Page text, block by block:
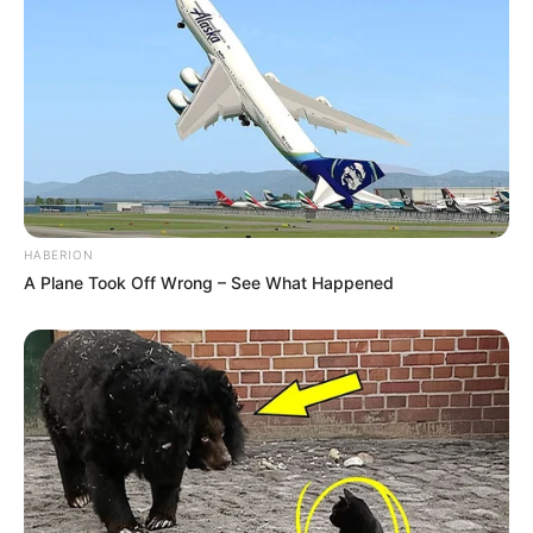
Quel opérateur pour jouer le Tiercé Quarté
Quinté?
Vous pouvez parier le Quinté du jour chez l’un des
opérateurs suivant: Zeturf.fr, Genybet.fr ou PMU.fr,
n’hésitez pas à comparer les offres de chacun d’entre eux.
HABERION
A Plane Took Off Wrong – See What Happened